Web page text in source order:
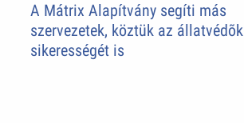
A Mátrix Alapítvány segíti más
szervezetek, köztük az állatvédõk
sikerességét is